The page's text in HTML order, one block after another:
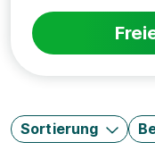
Sortierung